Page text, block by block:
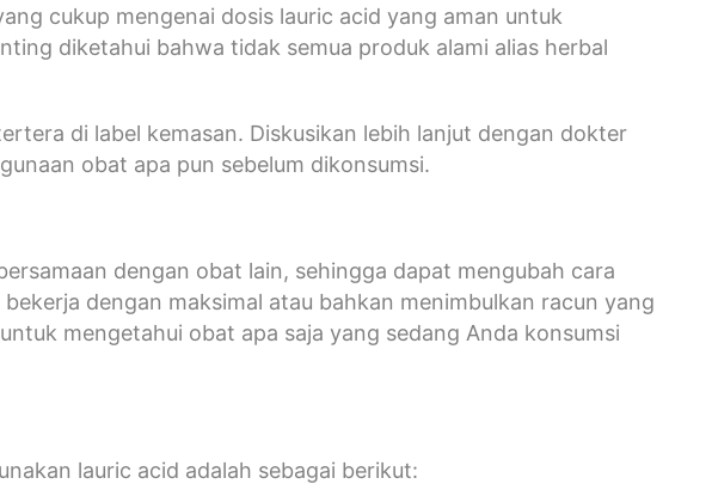
cukup mengenai dosis lauric acid yang aman untuk
diketahui bahwa tidak semua produk alami alias herbal
di label kemasan. Diskusikan lebih lanjut dengan dokter
obat apa pun sebelum dikonsumsi.
dengan obat lain, sehingga dapat mengubah cara
dengan maksimal atau bahkan menimbulkan racun yang
mengetahui obat apa saja yang sedang Anda konsumsi
lauric acid adalah sebagai berikut: